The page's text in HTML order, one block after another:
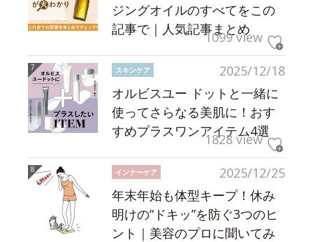
ジングオイルのすべてをこの
記事で｜人気記事まとめ
1099 view
2025/12/18
スキンケア
オルビスユー ドットと一緒に
使ってさらなる美肌に！おす
すめプラスワンアイテム4選
1828 view
2025/12/25
インナーケア
年末年始も体型キープ！休み
明けの“ドキッ”を防ぐ3つのヒ
ント｜美容のプロに聞いてみ